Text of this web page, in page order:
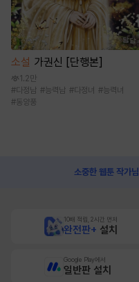
소설 가권신 [단행본]
1.2만
#다정남 #능력남 #다정녀 #능력녀
#동양풍
소중한 웹툰 작가님
10배 적립, 2시간 먼저
완전판+ 설치
Google Play에서
일반판 설치